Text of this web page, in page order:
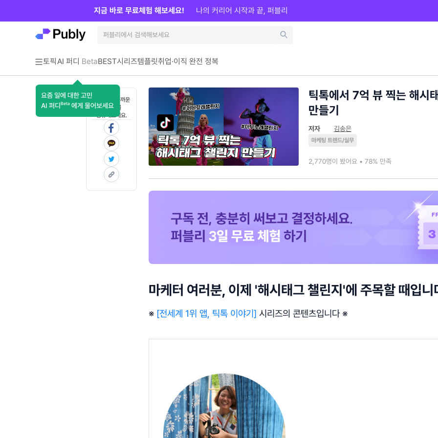
토픽AI 퍼디 Beta
요즘 일에 대한 고민
AI 퍼디 Beta 에게 물어보세요
BEST시리즈템플릿취업·이직 완전 정복
지금 바로 무료체험 해보세요! 나의 커리어 시작과 끝, 퍼블리
혼자 보기 아까운
콘텐츠를
공유해보세요.
틱톡에서 7억 뷰 찍는 해시
만들기
저자 김송은
마케팅 트렌드/실무
2,770명이 봤어요 • 78% 만족
마케터 여러분, 이제 '해시태그 챌린지'에 주목할 때입니
※ [전세계 1위 앱, 틱톡 이야기] 시리즈의 콘텐츠입니다 ※